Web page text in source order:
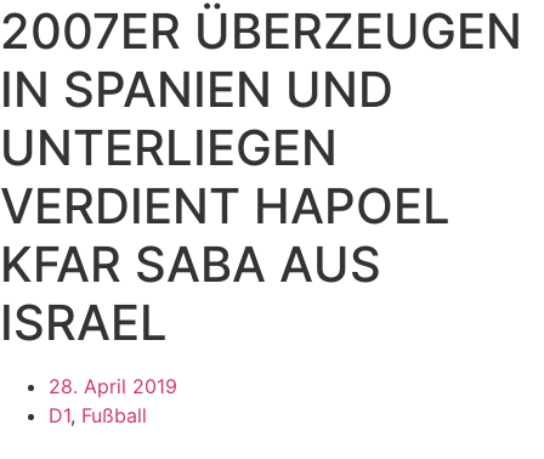
2007ER ÜBERZEUGEN
IN SPANIEN UND
UNTERLIEGEN
VERDIENT HAPOEL
KFAR SABA AUS
ISRAEL
28. April 2019
D1, Fußball